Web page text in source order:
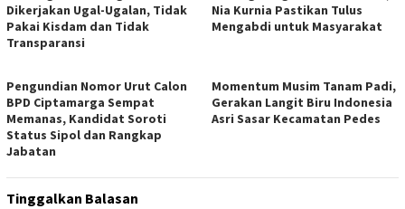
Dikerjakan Ugal-Ugalan, Tidak
Pakai Kisdam dan Tidak
Transparansi
Nia Kurnia Pastikan Tulus
Mengabdi untuk Masyarakat
Pengundian Nomor Urut Calon
BPD Ciptamarga Sempat
Memanas, Kandidat Soroti
Status Sipol dan Rangkap
Jabatan
Momentum Musim Tanam Padi,
Gerakan Langit Biru Indonesia
Asri Sasar Kecamatan Pedes
Tinggalkan Balasan